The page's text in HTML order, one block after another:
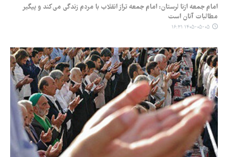
امام جمعه ازنا لرستان: امام جمعه تراز انقلاب با مردم زندگی می‌کند و پیگیر
مطالبات آنان است
۱۴۰۵-۰۵-۰۵ ۱۶:۳۱